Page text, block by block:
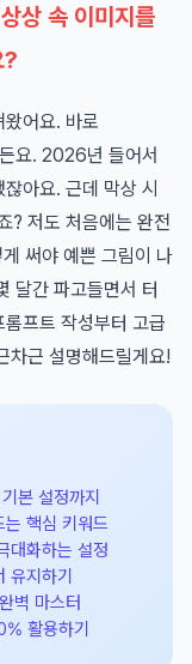
상 속 이미지를
?
어요. 바로
요. 2026년 들어서
아요. 근데 막상 시
? 저도 처음에는 완전
써야 예쁜 그림이 나
달간 파고들면서 터
프트 작성부터 고급
차근 설명해드릴게요!
본 설정까지
핵심 키워드
대화하는 설정
지하기
벽 마스터
활용하기